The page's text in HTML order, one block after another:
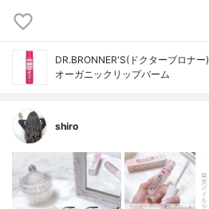
DR.BRONNER'S(ドクターブロナー)
オーガニックリップバーム
shiro